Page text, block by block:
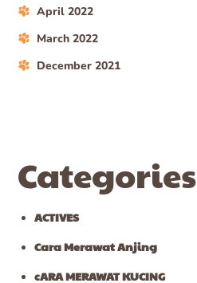
April 2022
March 2022
December 2021
Categories
ACTIVES
Cara Merawat Anjing
cARA MERAWAT KUCING